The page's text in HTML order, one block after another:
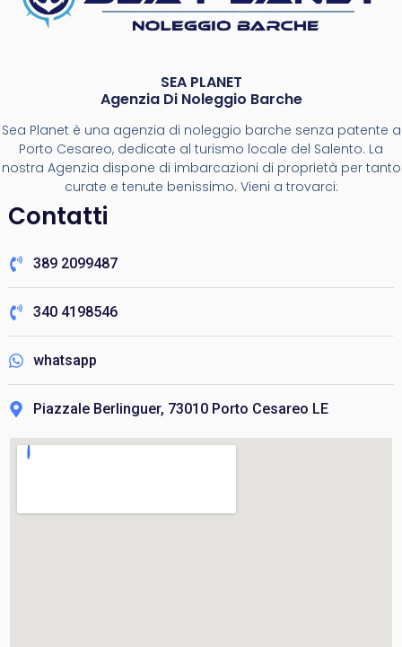
SEA PLANET
Agenzia Di Noleggio Barche
Sea Planet è una agenzia di noleggio barche senza patente a
Porto Cesareo, dedicate al turismo locale del Salento. La
nostra Agenzia dispone di imbarcazioni di proprietà per tanto
curate e tenute benissimo. Vieni a trovarci:
Contatti
389 2099487
340 4198546
whatsapp
Piazzale Berlinguer, 73010 Porto Cesareo LE